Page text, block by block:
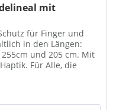
mit
für Finger und
in den Längen:
255cm und 205 cm. Mit
Für Alle, die